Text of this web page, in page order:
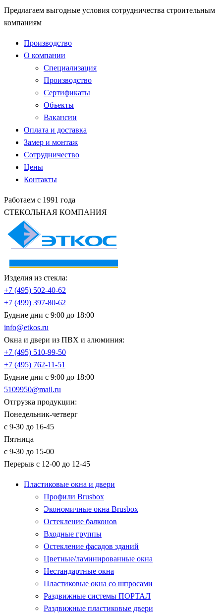
Предлагаем выгодные условия сотрудничества строительным
компаниям
Производство
О компании
Специализация
Производство
Сертификаты
Объекты
Вакансии
Оплата и доставка
Замер и монтаж
Сотрудничество
Цены
Контакты
Работаем с 1991 года
СТЕКОЛЬНАЯ КОМПАНИЯ
Изделия из стекла:
+7 (495) 502-40-62
+7 (499) 397-80-62
Будние дни с 9:00 до 18:00
info@etkos.ru
Окна и двери из ПВХ и алюминия:
+7 (495) 510-99-50
+7 (495) 762-11-51
Будние дни с 9:00 до 18:00
5109950@mail.ru
Отгрузка продукции:
Понедельник-четверг
с 9-30 до 16-45
Пятница
с 9-30 до 15-00
Перерыв с 12-00 до 12-45
Пластиковые окна и двери
Профили Brusbox
Экономичные окна Brusbox
Остекление балконов
Входные группы
Остекление фасадов зданий
Цветные/ламинированные окна
Нестандартные окна
Пластиковые окна со шпросами
Раздвижные системы ПОРТАЛ
Раздвижные пластиковые двери